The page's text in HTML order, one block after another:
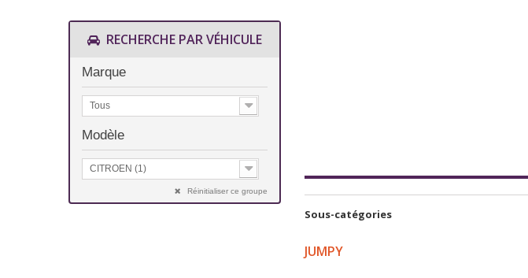
RECHERCHE PAR VÉHICULE
Marque
Tous
Modèle
CITROEN (1)
Réinitialiser ce groupe
Sous-catégories
JUMPY